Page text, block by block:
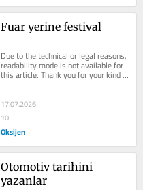
Fuar yerine festival
Due to the technical or legal reasons,
readability mode is not available for
this article. Thank you for your kind
17.07.2026
10
Oksijen
Otomotiv tarihini
yazanlar